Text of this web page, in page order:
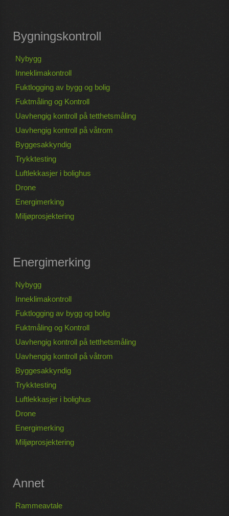
Bygningskontroll
Nybygg
Inneklimakontroll
Fuktlogging av bygg og bolig
Fuktmåling og Kontroll
Uavhengig kontroll på tetthetsmåling
Uavhengig kontroll på våtrom
Byggesakkyndig
Trykktesting
Luftlekkasjer i bolighus
Drone
Energimerking
Miljøprosjektering
Energimerking
Nybygg
Inneklimakontroll
Fuktlogging av bygg og bolig
Fuktmåling og Kontroll
Uavhengig kontroll på tetthetsmåling
Uavhengig kontroll på våtrom
Byggesakkyndig
Trykktesting
Luftlekkasjer i bolighus
Drone
Energimerking
Miljøprosjektering
Annet
Rammeavtale